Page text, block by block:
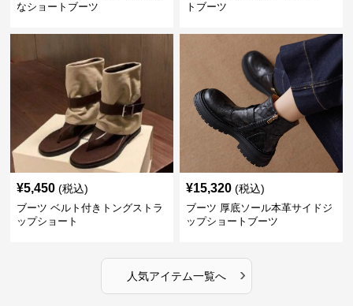
なショートブーツ
トブーツ
¥5,450 (税込)
ブーツ ベルト付きトングストラ
ップショート
¥15,320 (税込)
ブーツ 厚底ソール本革サイドジ
ップショートブーツ
人気アイテム一覧へ ›